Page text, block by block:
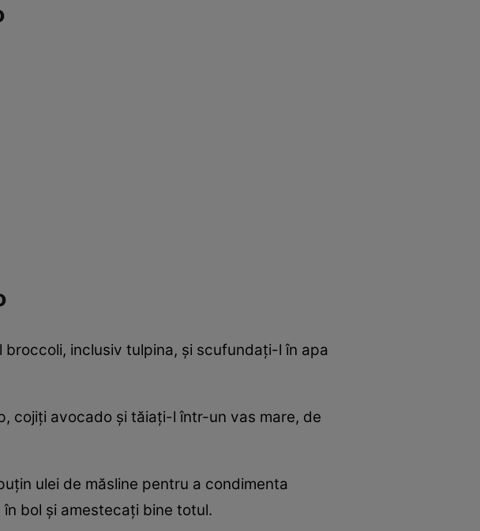
inclusiv tulpina, şi scufundaţi-l în apa
cojiţi avocado şi tăiaţi-l într-un vas mare, de
ulei de măsline pentru a condimenta
bol şi amestecaţi bine totul.